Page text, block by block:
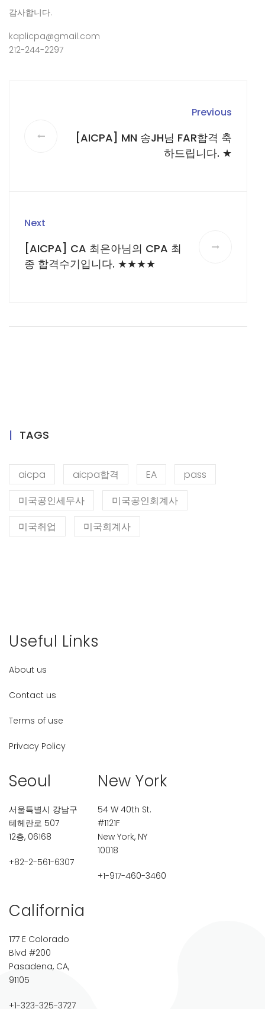
감사합니다.
kaplicpa@gmail.com
212-244-2297
Previous
[AICPA] MN 송JH님 FAR합격 축
하드립니다. ★
Next
[AICPA] CA 최은아님의 CPA 최
종 합격수기입니다. ★★★★
TAGS
aicpa aicpa합격 EA
pass
미국공인세무사
미국공인회계사
미국취업
미국회계사
Useful Links
About us
Contact us
Terms of use
Privacy Policy
Seoul
서울특별시 강남구
테헤란로 507
12층, 06168
+82-2-561-6307
New York
54 W 40th St.
#1121F
New York, NY
10018
+1-917-460-3460
California
177 E Colorado
Blvd #200
Pasadena, CA,
91105
+1-323-325-3727